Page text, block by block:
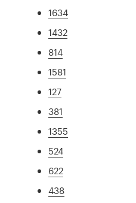
1634
1432
814
1581
127
381
1355
524
622
438